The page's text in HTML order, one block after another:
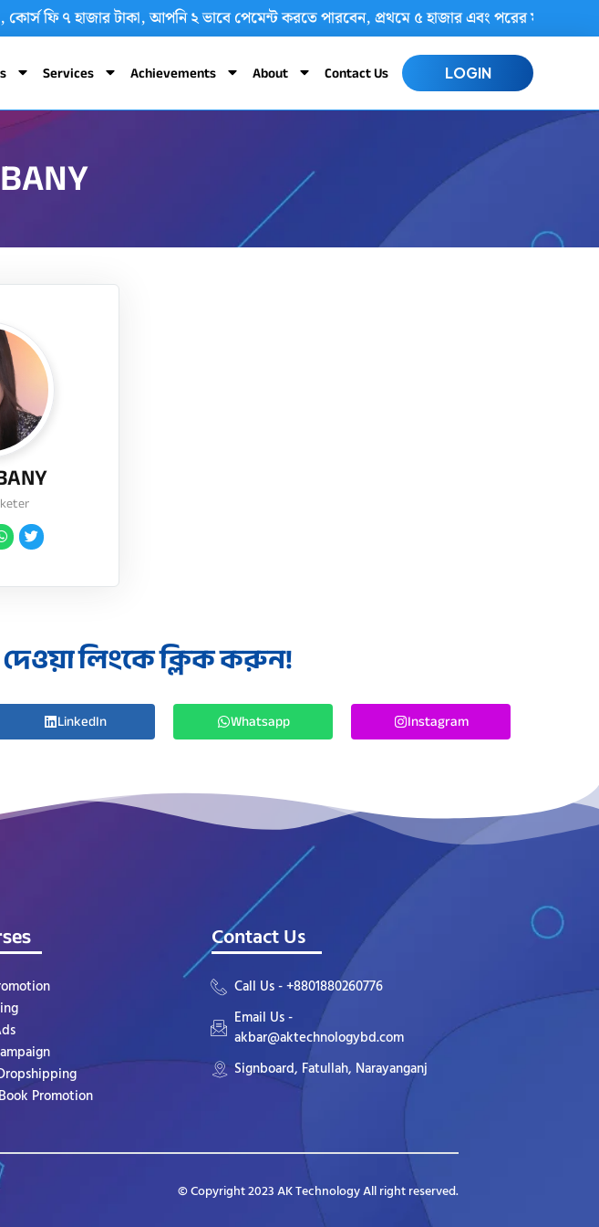
ফি ৭ হাজার টাকা, আপনি ২ ভাবে পেমেন্ট করতে পারবেন, প্রথমে ৫ হাজার এবং পরের মাসে
Services Achievements About Contact Us LOGIN
লিংকে ক্লিক করুন!
LinkedIn Whatsapp Instagram
Promotion
Contact Us
Call Us - +8801880260776
Email Us -
akbar@aktechnologybd.com
Signboard, Fatullah, Narayanganj
© Copyright 2023 AK Technology All right reserved.